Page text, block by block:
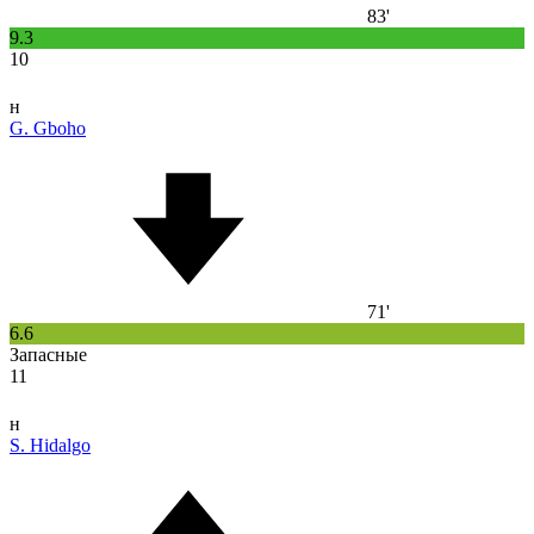
83'
9.3
10
н
G. Gboho
71'
6.6
Запасные
11
н
S. Hidalgo